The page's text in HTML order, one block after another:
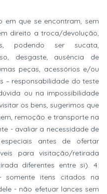
em que se encontram, sem
direito a troca/devolução,
podendo ser sucata,
desgaste, ausência de
peças, acessórios e/ou
– responsabilidade do teste
ou na impossibilidade
os bens, sugerimos que
remoção e transporte na
- avaliar a necessidade de
antes de ofertar
para visitação/retirada
diferentes entre si). 4:
somente itens citados na
- não efetuar lances sem